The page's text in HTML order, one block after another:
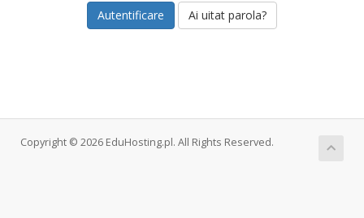
Ai uitat parola?
Copyright © 2026 EduHosting.pl. All Rights Reserved.